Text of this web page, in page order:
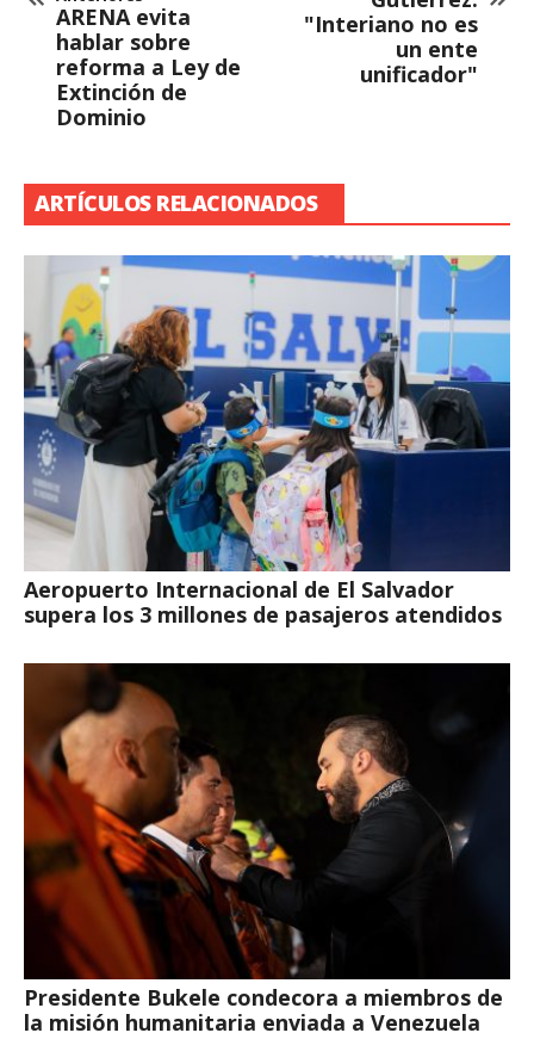
ARENA evita
hablar sobre
reforma a Ley de
Extinción de
Dominio
"Interiano no es
un ente
unificador"
ARTÍCULOS RELACIONADOS
Aeropuerto Internacional de El Salvador
supera los 3 millones de pasajeros atendidos
Presidente Bukele condecora a miembros de
la misión humanitaria enviada a Venezuela